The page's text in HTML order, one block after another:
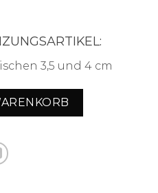
3,5 und 4 cm
gegen Feuer Menge